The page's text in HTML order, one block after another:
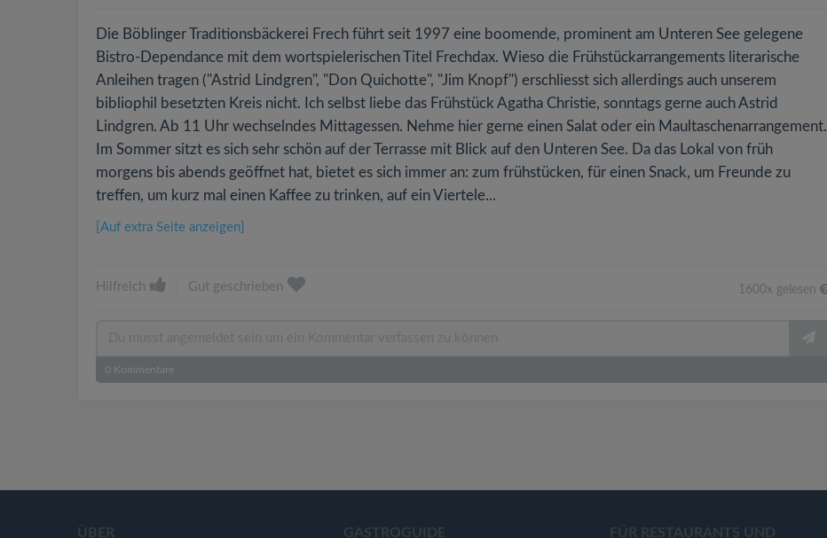
Die Böblinger Traditionsbäckerei Frech führt seit 1997 eine boomende, prominent am Unteren See gelegene
Bistro-Dependance mit dem wortspielerischen Titel Frechdax. Wieso die Frühstückarrangements literarische
Anleihen tragen ("Astrid Lindgren", "Don Quichotte", "Jim Knopf") erschliesst sich allerdings auch unserem
bibliophil besetzten Kreis nicht. Ich selbst liebe das Frühstück Agatha Christie, sonntags gerne auch Astrid
Lindgren. Ab 11 Uhr wechselndes Mittagessen. Nehme hier gerne einen Salat oder ein Maultaschenarrangement.
Im Sommer sitzt es sich sehr schön auf der Terrasse mit Blick auf den Unteren See. Da das Lokal von früh
morgens bis abends geöffnet hat, bietet es sich immer an: zum frühstücken, für einen Snack, um Freunde zu
treffen, um kurz mal einen Kaffee zu trinken, auf ein Viertele...
[Auf extra Seite anzeigen]
Hilfreich Gut geschrieben 1600x gelesen
0 Kommentare
ÜBER GASTROGUIDE FÜR RESTAURANTS UND